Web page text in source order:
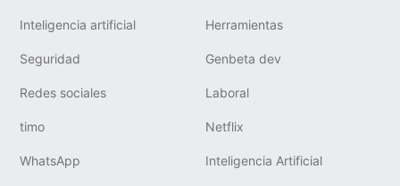
Inteligencia artificial Herramientas
Seguridad Genbeta dev
Redes sociales Laboral
timo Netflix
WhatsApp Inteligencia Artificial